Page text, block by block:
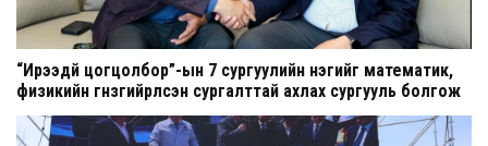
“Ирээдүй цогцолбор”-ын 7 сургуулийн нэгийг математик,
физикийн гүнзгийрүүлсэн сургалттай ахлах сургууль болгож
шинэчилнэ